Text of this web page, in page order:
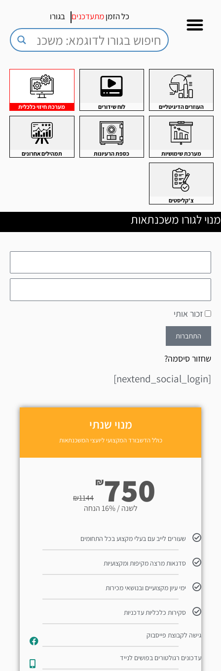
כל הזמןמתעדכנים בגורו
העוזרים הדיגיטליים לוח שידורים מערכת חיזוי כלכלית
מערכת שימושיות כספת הרעיונות תמהילים אחרונים
צ'קליסטים
מנוי לגורו משכנתאות
זכור אותי
התחברות
שחזור סיסמה?
[nextend_social_login]
מנוי שנתי
כולל הדשבורד המקצועי ליועצי המשכנתאות
₪1144
₪750
לשנה / 16% הנחה
שעורים לייב עם בעלי מקצוע בכל התחומים
סדנאות מרצה מקיפות ומקצועיות
ימי עיון מקצועיים ובנושאי מכירות
סקירות כלכליות עדכניות
גישה לקבוצת פייסבוק
עדכונים רגולטורים בפושים לנייד​